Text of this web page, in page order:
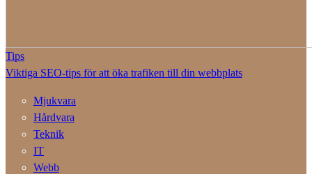
Tips
Viktiga SEO-tips för att öka trafiken till din webbplats
Mjukvara
Hårdvara
Teknik
IT
Webb